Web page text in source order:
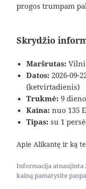
progos trumpam
Skrydžio
Maršrutas:
Datos: 2026-09-
(ketvirtadienis)
Trukmė: 9
Kaina: nuo 135
Tipas: su 1
Apie Alikantę ir ką
Informacija atnaujinta
kainą pamatysite